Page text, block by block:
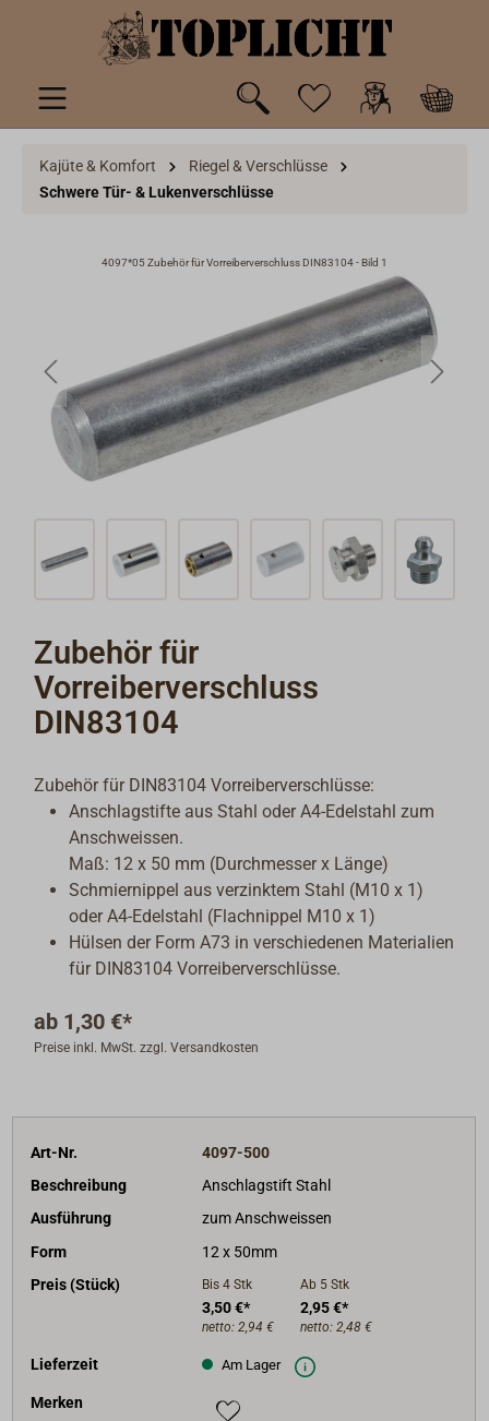
springen
Kajüte & Komfort
Riegel & Verschlüsse
Schwere Tür- & Lukenverschlüsse
4097*05 Zubehör für Vorreiberverschluss DIN83104 - Bild 1
Zubehör für
Vorreiberverschluss
DIN83104
Zubehör für DIN83104 Vorreiberverschlüsse:
Anschlagstifte aus Stahl oder A4-Edelstahl zum
Anschweissen.
Maß: 12 x 50 mm (Durchmesser x Länge)
Schmiernippel aus verzinktem Stahl (M10 x 1)
oder A4-Edelstahl (Flachnippel M10 x 1)
Hülsen der Form A73 in verschiedenen Materialien
für DIN83104 Vorreiberverschlüsse.
ab 1,30 €*
Preise inkl. MwSt. zzgl. Versandkosten
Art-Nr.
4097-500
Beschreibung
Anschlagstift Stahl
Ausführung
zum Anschweissen
Form
12 x 50mm
Preis (Stück)
Bis 4 Stk
3,50 €*
netto: 2,94 €
Ab 5 Stk
2,95 €*
netto: 2,48 €
Lieferzeit Am Lager
Merken